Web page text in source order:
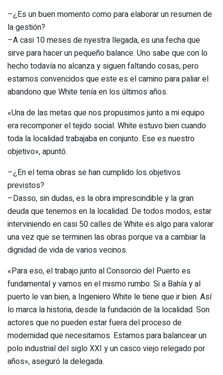
–¿Es un buen momento como para elaborar un resumen de
la gestión?
–A casi 10 meses de nyestra llegada, es una fecha que
sirve para hacer un pequeño balance. Uno sabe que con lo
hecho todavía no alcanza y siguen faltando cosas, pero
estamos convencidos que este es el camino para paliar el
abandono que White tenía en los últimos años.
«Una de las metas que nos propusimos junto a mi equipo
era recomponer el tejido social. White estuvo bien cuando
toda la localidad trabajaba en conjunto. Ese es nuestro
objetivo», apuntó.
–¿En el tema obras se han cumplido los objetivos
previstos?
–Dasso, sin dudas, es la obra imprescindible y la gran
deuda que tenemos en la localidad. De todos modos, estar
interviniendo en casi 50 calles de White es algo para valorar
una vez que se terminen las obras porque va a cambiar la
dignidad de vida de varios vecinos.
«Para eso, el trabajo junto al Consorcio del Puerto es
fundamental y vamos en el mismo rumbo. Si a Bahía y al
puerto le van bien, a Ingeniero White le tiene que ir bien. Así
lo marca la historia, desde la fundación de la localidad. Son
actores que no pueden estar fuera del proceso de
modernidad que necesitamos. Estamos para balancear un
polo industrial del siglo XXI y un casco viejo relegado por
años», aseguró la delegada.